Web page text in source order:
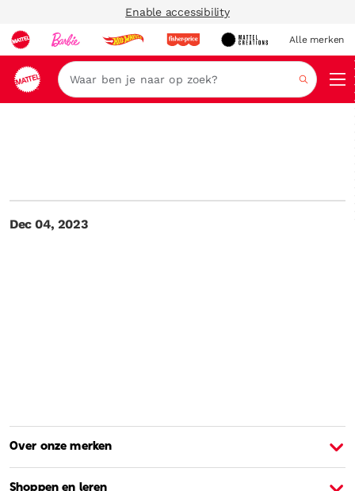
Enable accessibility
Alle merken
Zoeken
Dec 04, 2023
Over onze merken
Shoppen en leren